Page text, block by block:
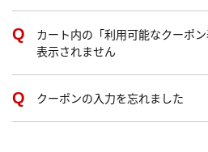
カート内の「利用可能なクーポ
表示されません
クーポンの入力を忘れました